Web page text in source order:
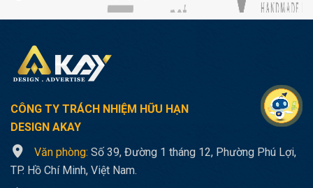
CÔNG TY TRÁCH NHIỆM HỮU HẠN
DESIGN AKAY
Văn phòng: Số 39, Đường 1 tháng 12, Phường Phú Lợi,
TP. Hồ Chí Minh, Việt Nam.